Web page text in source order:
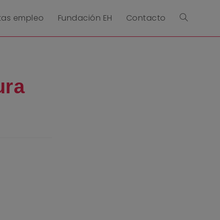
empleo Fundación EH Contacto